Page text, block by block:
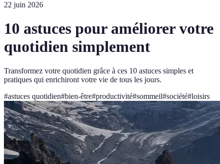
22 juin 2026
10 astuces pour améliorer votre
quotidien simplement
Transformez votre quotidien grâce à ces 10 astuces simples et
pratiques qui enrichiront votre vie de tous les jours.
#astuces quotidien#bien-être#productivité#sommeil#société#loisirs